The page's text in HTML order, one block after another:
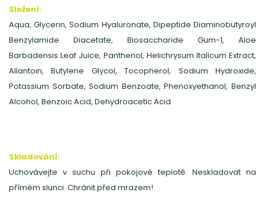
Složení:
Aqua, Glycerin, Sodium Hyaluronate, Dipeptide Diaminobutyroyl
Benzylamide Diacetate, Biosaccharide Gum-1, Aloe
Barbadensis Leaf Juice, Panthenol, Helichrysum Italicum Extract,
Allantoin, Butylene Glycol, Tocopherol, Sodium Hydroxide,
Potassium Sorbate, Sodium Benzoate, Phenoxyethanol, Benzyl
Alcohol, Benzoic Acid, Dehydroacetic Acid
Skladování:
Uchovávejte v suchu při pokojové teplotě. Neskladovat na
přímém slunci. Chránit před mrazem!